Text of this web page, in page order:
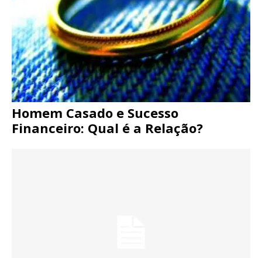
Homem Casado e Sucesso
Financeiro: Qual é a Relação?